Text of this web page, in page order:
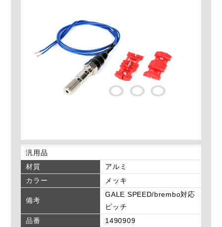
汎用品
材質
アルミ
カラー
メッキ
備考
GALE SPEED/brembo対応
ピッチ
品番
1490909